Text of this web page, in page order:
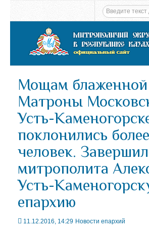
Мощам блаженной
Матроны
Усть-
поклонились
человек.
митрополита
Усть-
епархию
11.12.2016, 14:29 Новости епархий